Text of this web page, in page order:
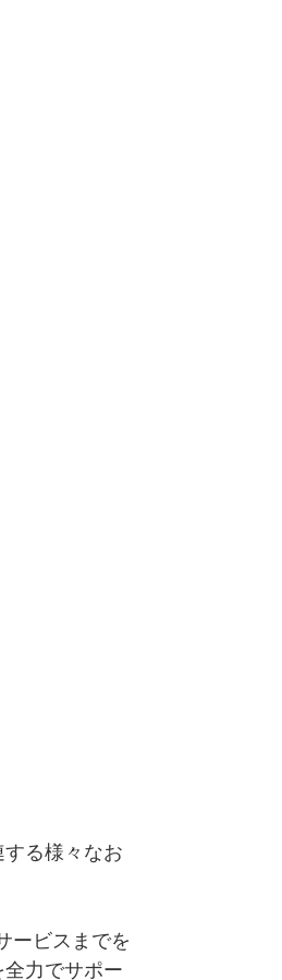
る様々なお
ービスまでを
力でサポー